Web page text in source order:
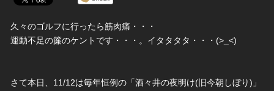
久々のゴルフに行ったら筋肉痛・・・
運動不足の簾のケントです・・・。イタタタタ・・・(>_<)
さて本日、11/12は毎年恒例の「酒々井の夜明け(旧今朝しぼり)」